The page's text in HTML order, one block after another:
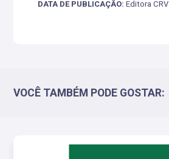
DATA DE PUBLICAÇÃO: Editora CRV
VOCÊ TAMBÉM PODE GOSTAR: